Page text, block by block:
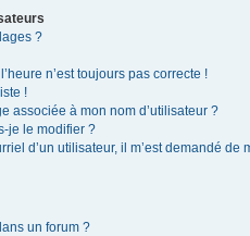
?
n’est toujours pas correcte !
!
associée à mon nom d’utilisateur ?
je le modifier ?
d’un utilisateur, il m’est demandé de
un forum ?